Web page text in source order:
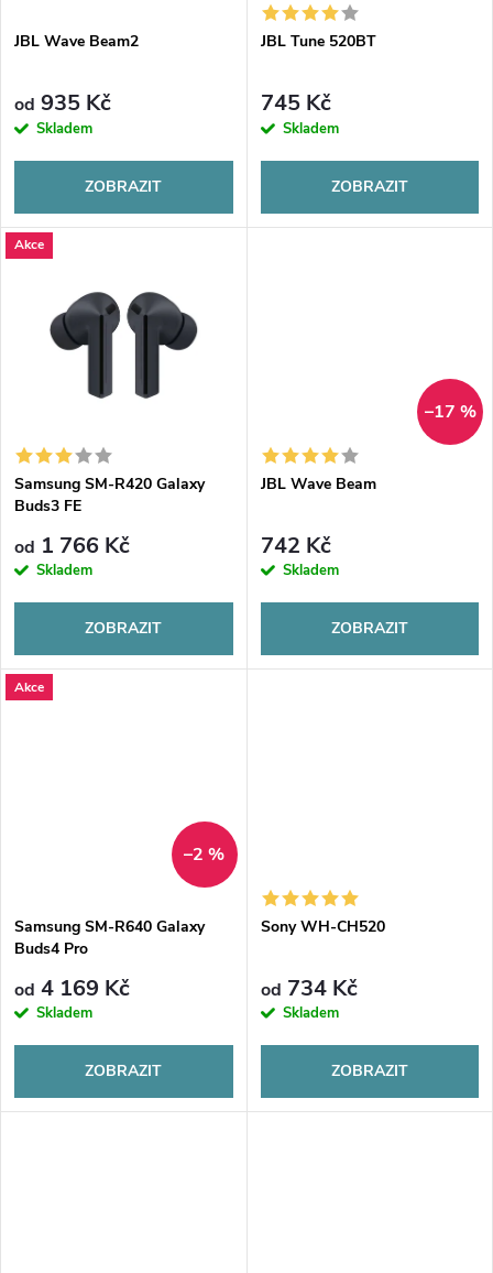
p
r
o
d
ů
s
p
r
d
ů
JBL Wave Beam2
od 935 Kč
Skladem
ZOBRAZIT
JBL Tune 520BT
745 Kč
Skladem
ZOBRAZIT
Akce
Samsung SM-R420 Galaxy
Buds3 FE
od 1 766 Kč
Skladem
ZOBRAZIT
–17 %
JBL Wave Beam
742 Kč
Skladem
ZOBRAZIT
Akce
–2 %
Samsung SM-R640 Galaxy
Buds4 Pro
od 4 169 Kč
Skladem
ZOBRAZIT
Sony WH-CH520
od 734 Kč
Skladem
ZOBRAZIT